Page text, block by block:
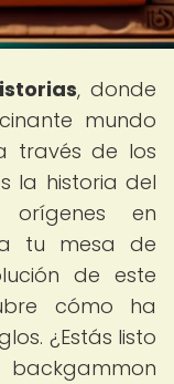
, donde
mundo
través de los
la historia del
orígenes en
tu mesa de
de este
cómo ha
¿Estás listo